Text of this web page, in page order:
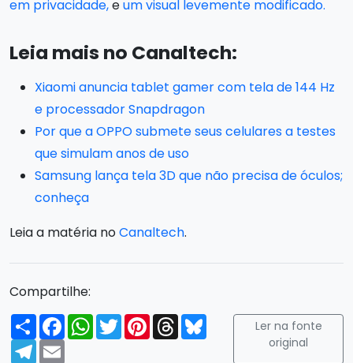
em privacidade,eum visual levemente modificado.
Leia mais no Canaltech:
Xiaomi anuncia tablet gamer com tela de 144 Hz
e processador Snapdragon
Por que a OPPO submete seus celulares a testes
que simulam anos de uso
Samsung lança tela 3D que não precisa de óculos;
conheça
Leia a matéria noCanaltech.
Compartilhe:
Compartilhar
FacebookWhatsApp
TwitterPinterest
ThreadsBluesky
Telegram
Email
Ler na fonte
original